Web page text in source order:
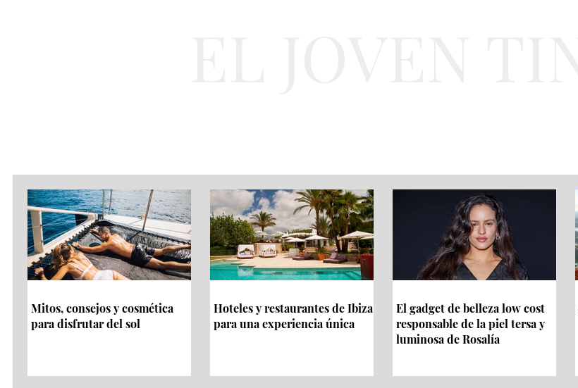
Mitos, consejos y cosmética
para disfrutar del sol
Hoteles y restaurantes de Ibiza
para una experiencia única
El gadget de belleza low cost
responsable de la piel tersa y
luminosa de Rosalía